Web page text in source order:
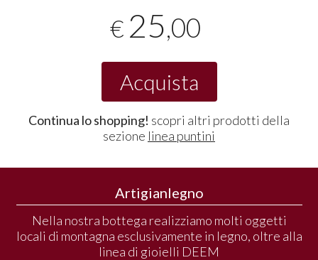
€ 25,00
Acquista
Continua lo shopping! scopri altri prodotti della
sezione linea puntini
Artigianlegno
Nella nostra bottega realizziamo molti oggetti
locali di montagna esclusivamente in legno, oltre alla
linea di gioielli DEEM